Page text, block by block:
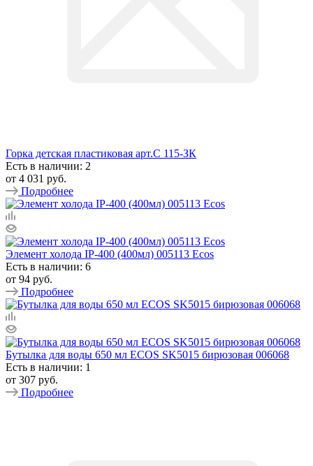
Горка детская пластиковая арт.С 115-ЗК
Есть в наличии: 2
от 4 031 руб.
Подробнее
Элемент холода IP-400 (400мл) 005113 Ecos
Есть в наличии: 6
от 94 руб.
Подробнее
Бутылка для воды 650 мл ECOS SK5015 бирюзовая 006068
Есть в наличии: 1
от 307 руб.
Подробнее